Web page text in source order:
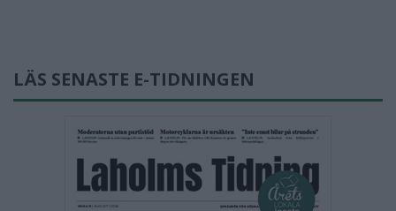
LÄS SENASTE E-TIDNINGEN